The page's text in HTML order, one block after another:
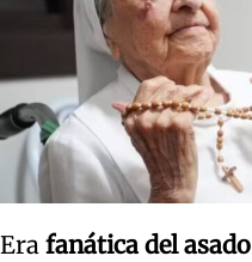
Era fanática del asado